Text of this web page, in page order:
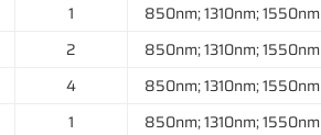
1 850nm; 1310nm; 1550nm
2 850nm; 1310nm; 1550nm
4 850nm; 1310nm; 1550nm
1 850nm; 1310nm; 1550nm